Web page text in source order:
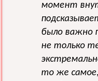
момент
было важно
не только
то же